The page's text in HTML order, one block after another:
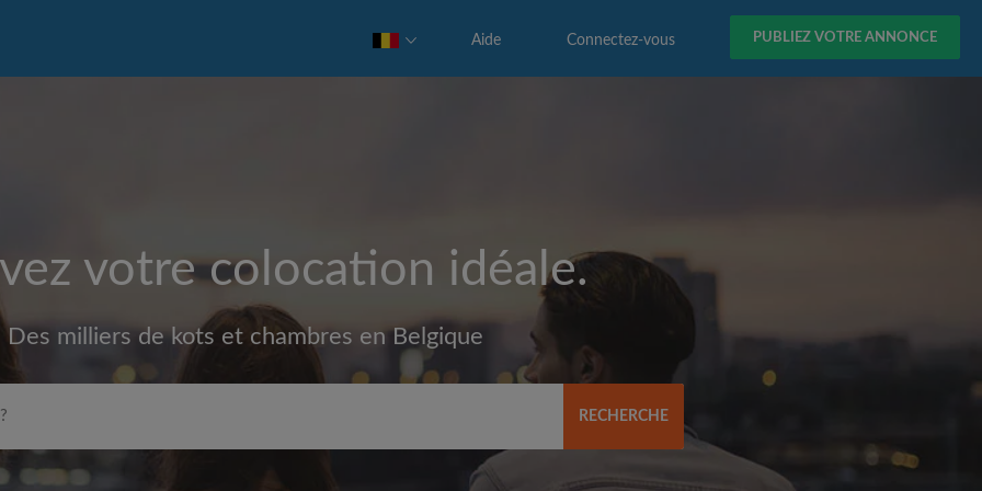
PUBLIEZ VOTRE ANNONCE
Connectez-vous
Aide
votre colocation idéale.
Des milliers de kots et chambres en Belgique
RECHERCHE